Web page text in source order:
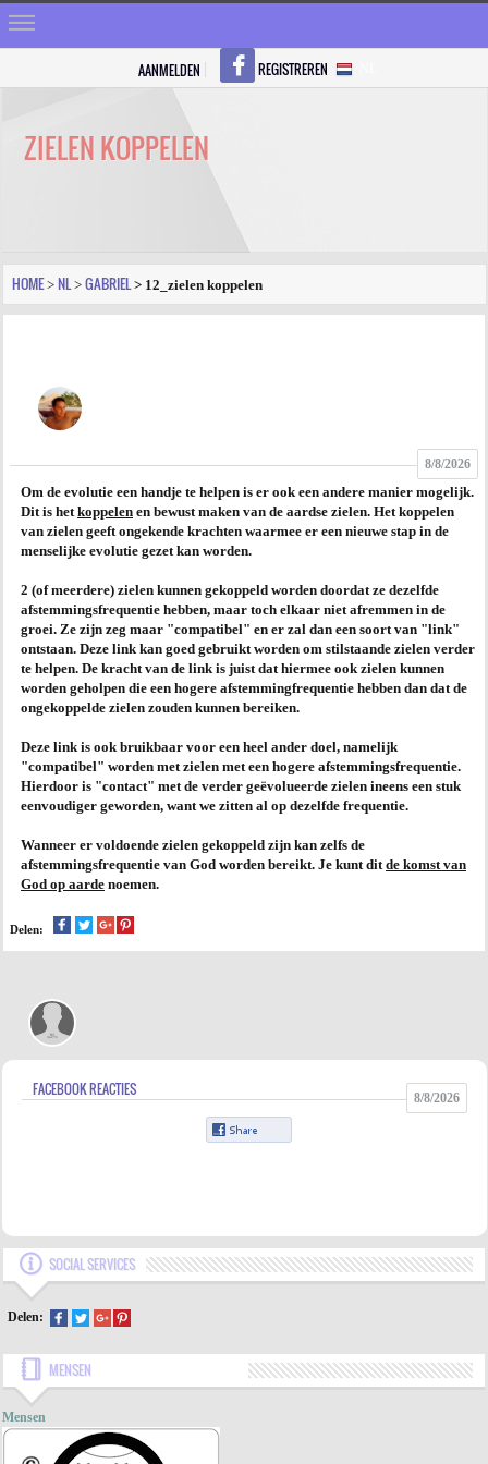
VRAGEN
FOTO
AGENDA
AANMELDEN REGISTREREN
ZIELEN KOPPELEN
HOME > NL > GABRIEL> 12_zielen koppelen
8/8/2026
Om de evolutie een handje te helpen is er ook een andere manier mogelijk.
Dit is hetkoppelen en bewust maken van de aardse zielen. Het koppelen
van zielen geeft ongekende krachten waarmee er een nieuwe stap in de
menselijke evolutie gezet kan worden.
2 (of meerdere) zielen kunnen gekoppeld worden doordat ze dezelfde
afstemmingsfrequentie hebben, maar toch elkaar niet afremmen in de
groei. Ze zijn zeg maar "compatibel" en er zal dan een soort van "link"
ontstaan. Deze link kan goed gebruikt worden om stilstaande zielen verder
te helpen. De kracht van de link is juist dat hiermee ook zielen kunnen
worden geholpen die een hogere afstemmingfrequentie hebben dan dat de
ongekoppelde zielen zouden kunnen bereiken.
Deze link is ook bruikbaar voor een heel ander doel, namelijk
"compatibel" worden met zielen met een hogere afstemmingsfrequentie.
Hierdoor is "contact" met de verder geëvolueerde zielen ineens een stuk
eenvoudiger geworden, want we zitten al op dezelfde frequentie.
Wanneer er voldoende zielen gekoppeld zijn kan zelfs de
afstemmingsfrequentie van God worden bereikt. Je kunt ditde komst van
God op aarde noemen.
Delen:
FACEBOOK REACTIES 8/8/2026
SOCIAL SERVICES
Delen:
MENSEN
Mensen